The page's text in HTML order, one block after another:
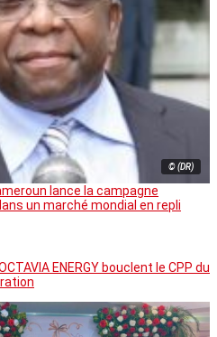
© (DR)
lance la campagne
un marché mondial en repli
ENERGY bouclent le CPP du